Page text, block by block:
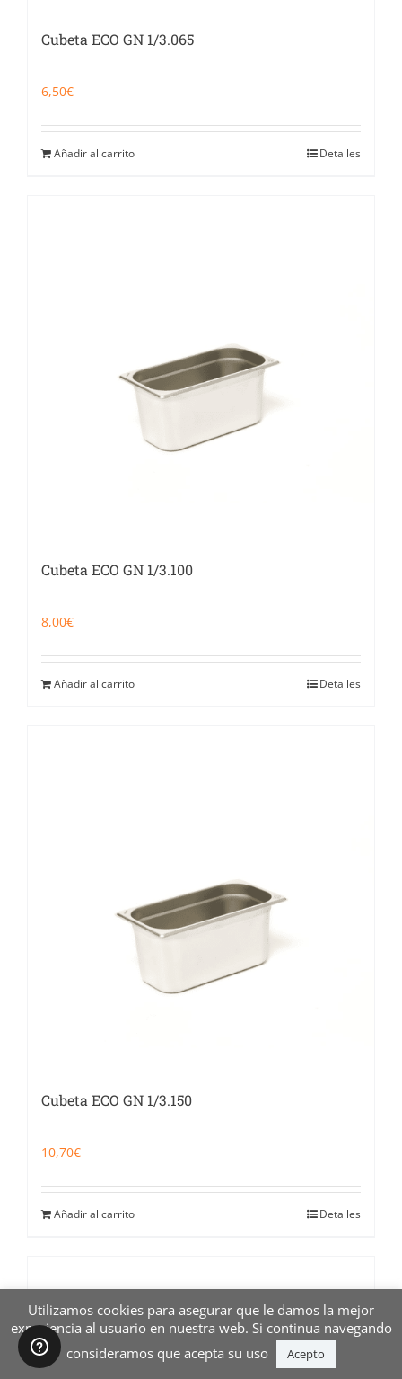
Cubeta ECO GN 1/3.065
6,50€
Añadir al carrito Detalles
Cubeta ECO GN 1/3.100
8,00€
Añadir al carrito Detalles
Cubeta ECO GN 1/3.150
10,70€
Añadir al carrito Detalles
Utilizamos cookies para asegurar que le damos la mejor
experiencia al usuario en nuestra web. Si continua navegando
consideramos que acepta su uso
Acepto